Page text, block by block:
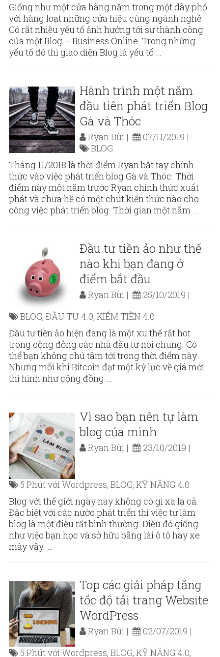
Giống như một cửa hàng nằm trong một dãy phố
với hàng loạt những cửa hiệu cùng ngành nghề.
Có rất nhiều yếu tố ảnh hưởng tới sự thành công
của một Blog – Business Online. Trong những
yếu tố đó thì giao diện Blog là yếu tố …
Hành trình một năm
đầu tiên phát triển Blog
Gà và Thóc
Ryan Bùi
07/11/2019
BLOG
Tháng 11/2018 là thời điểm Ryan bắt tay chính
thức vào việc phát triển blog Gà và Thóc. Thời
điểm này một năm trước Ryan chính thức xuất
phát và chưa hề có một chút kiến thức nào cho
công việc phát triển blog. Thời gian một năm …
Đầu tư tiền ảo như thế
nào khi bạn đang ở
điểm bắt đầu
Ryan Bùi
25/10/2019
BLOG, ĐẦU TƯ 4.0, KIẾM TIỀN 4.0
Đầu tư tiền ảo hiện đang là một xu thế rất hot
trong cộng đồng các nhà đầu tư nói chung. Có
thể bạn không chú tâm tới trong thời điểm này.
Nhưng mỗi khi Bitcoin đạt một kỷ lục về giá mới
thì hình như cộng đồng …
Vì sao bạn nên tự làm
blog của mình
Ryan Bùi 23/10/2019
5 Phút với Wordpress, BLOG, KỸ NĂNG 4.0
Blog với thế giới ngày nay không có gì xa lạ cả.
Đặc biệt với các nước phát triển thì việc tự làm
blog là một điều rất bình thường. Điều đó giống
như việc bạn học và sở hữu bằng lái ô tô hay xe
máy vậy. …
Top các giải pháp tăng
tốc độ tải trang Website
WordPress
Ryan Bùi
02/07/2019
5 Phút với Wordpress, BLOG, KỸ NĂNG 4.0,